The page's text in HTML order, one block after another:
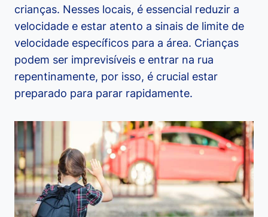
crianças. Nesses locais, é essencial reduzir a
velocidade e estar atento a sinais de limite de
velocidade específicos para a área. Crianças
podem ser imprevisíveis e entrar na rua
repentinamente, por isso, é crucial estar
preparado para parar rapidamente.